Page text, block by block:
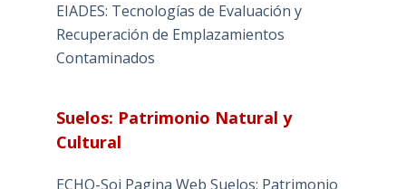
EIADES: Tecnologías de Evaluación y
Recuperación de Emplazamientos
Contaminados
Suelos: Patrimonio Natural y
Cultural
ECHO-Soi Pagina Web Suelos: Patrimonio